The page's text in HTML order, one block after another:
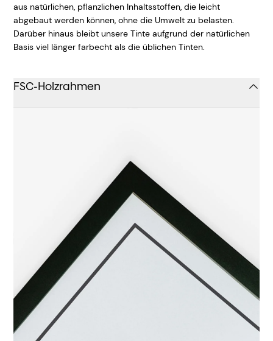
aus natürlichen, pflanzlichen Inhaltsstoffen, die leicht
abgebaut werden können, ohne die Umwelt zu belasten.
Darüber hinaus bleibt unsere Tinte aufgrund der natürlichen
Basis viel länger farbecht als die üblichen Tinten.
FSC-Holzrahmen